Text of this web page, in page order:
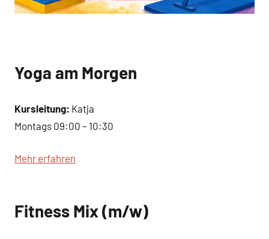
Yoga am Morgen
Kursleitung: Katja
Montags 09:00 – 10:30
Mehr erfahren
Fitness Mix (m/w)